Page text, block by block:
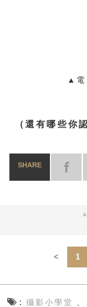
▲電
（還有哪些你
SHARE
1
攝影小學堂